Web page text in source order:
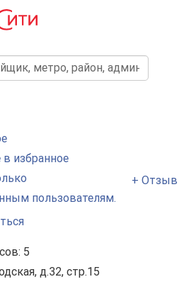
избранное
пользователям.
+ Отзыв
5
д.32, стр.15